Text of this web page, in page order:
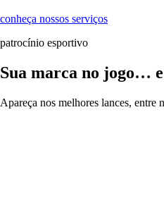
conheça nossos serviços
patrocínio esportivo
Sua marca no jogo…
Apareça nos melhores lances, entre